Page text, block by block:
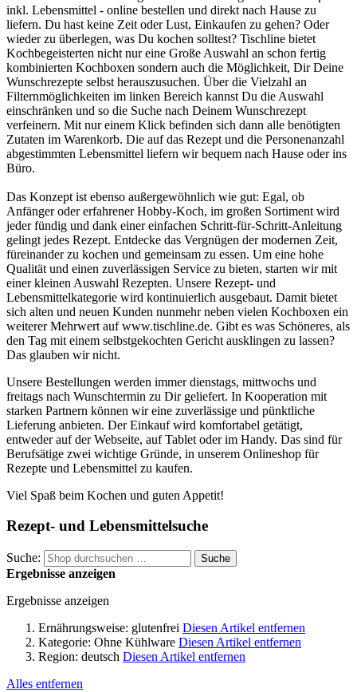
inkl. Lebensmittel - online bestellen und direkt nach Hause zu
liefern. Du hast keine Zeit oder Lust, Einkaufen zu gehen? Oder
wieder zu überlegen, was Du kochen solltest? Tischline bietet
Kochbegeisterten nicht nur eine Große Auswahl an schon fertig
kombinierten Kochboxen sondern auch die Möglichkeit, Dir Deine
Wunschrezepte selbst herauszusuchen. Über die Vielzahl an
Filternmöglichkeiten im linken Bereich kannst Du die Auswahl
einschränken und so die Suche nach Deinem Wunschrezept
verfeinern. Mit nur einem Klick befinden sich dann alle benötigten
Zutaten im Warenkorb. Die auf das Rezept und die Personenanzahl
abgestimmten Lebensmittel liefern wir bequem nach Hause oder ins
Büro.
Das Konzept ist ebenso außergewöhnlich wie gut: Egal, ob
Anfänger oder erfahrener Hobby-Koch, im großen Sortiment wird
jeder fündig und dank einer einfachen Schritt-für-Schritt-Anleitung
gelingt jedes Rezept. Entdecke das Vergnügen der modernen Zeit,
füreinander zu kochen und gemeinsam zu essen. Um eine hohe
Qualität und einen zuverlässigen Service zu bieten, starten wir mit
einer kleinen Auswahl Rezepten. Unsere Rezept- und
Lebensmittelkategorie wird kontinuierlich ausgebaut. Damit bietet
sich alten und neuen Kunden nunmehr neben vielen Kochboxen ein
weiterer Mehrwert auf www.tischline.de. Gibt es was Schöneres, als
den Tag mit einem selbstgekochten Gericht ausklingen zu lassen?
Das glauben wir nicht.
Unsere Bestellungen werden immer dienstags, mittwochs und
freitags nach Wunschtermin zu Dir geliefert. In Kooperation mit
starken Partnern können wir eine zuverlässige und pünktliche
Lieferung anbieten. Der Einkauf wird komfortabel getätigt,
entweder auf der Webseite, auf Tablet oder im Handy. Das sind für
Berufsätige zwei wichtige Gründe, in unserem Onlineshop für
Rezepte und Lebensmittel zu kaufen.
Viel Spaß beim Kochen und guten Appetit!
Rezept- und Lebensmittelsuche
Suche: Suche
Ergebnisse anzeigen
Ergebnisse anzeigen
Ernährungsweise: glutenfrei Diesen Artikel entfernen
Kategorie: Ohne Kühlware Diesen Artikel entfernen
Region: deutsch Diesen Artikel entfernen
Alles entfernen